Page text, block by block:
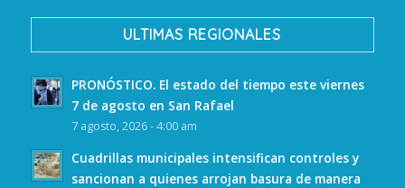
ULTIMAS REGIONALES
PRONÓSTICO. El estado del tiempo este viernes
7 de agosto en San Rafael
7 agosto, 2026 - 4:00 am
Cuadrillas municipales intensifican controles y
sancionan a quienes arrojan basura de manera